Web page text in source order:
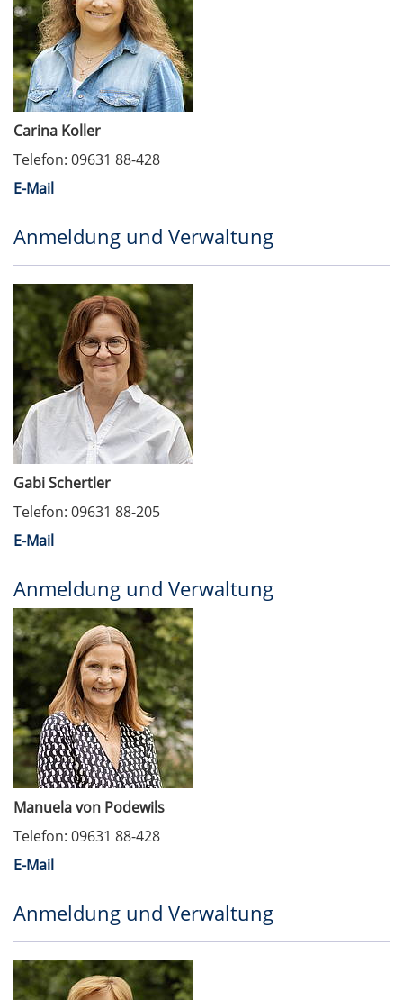
Carina Koller
Telefon: 09631 88-428
E-Mail
Anmeldung und Verwaltung
Gabi Schertler
Telefon: 09631 88-205
E-Mail
Anmeldung und Verwaltung
Manuela von Podewils
Telefon: 09631 88-428
E-Mail
Anmeldung und Verwaltung